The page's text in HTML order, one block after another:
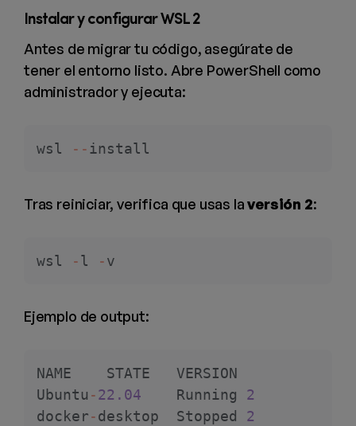
Instalar y configurar WSL 2
Antes de migrar tu código, asegúrate de
tener el entorno listo. Abre PowerShell como
administrador y ejecuta:
wsl --install
Tras reiniciar, verifica que usas laversión 2:
wsl -l -v
Ejemplo de output:
NAME	STATE	VERSION
Ubuntu -22.04
2
docker- 2